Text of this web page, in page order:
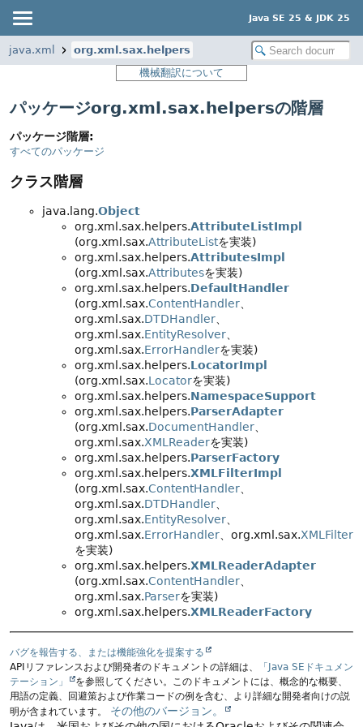
Java SE 25 & JDK 25
java.xml
org.xml.sax.helpers
機械翻訳について
パッケージorg.xml.sax.helpersの階層
パッケージ階層:
すべてのパッケージ
クラス階層
java.lang.Object
org.xml.sax.helpers.AttributeListImpl
(org.xml.sax.AttributeListを実装)
org.xml.sax.helpers.AttributesImpl
(org.xml.sax.Attributesを実装)
org.xml.sax.helpers.DefaultHandler
(org.xml.sax.ContentHandler
org.xml.sax.DTDHandler
org.xml.sax.EntityResolver
org.xml.sax.ErrorHandlerを実装)
org.xml.sax.helpers.LocatorImpl
(org.xml.sax.Locatorを実装)
org.xml.sax.helpers.NamespaceSupport
org.xml.sax.helpers.ParserAdapter
(org.xml.sax.DocumentHandler
org.xml.sax.XMLReaderを実装)
org.xml.sax.helpers.ParserFactory
org.xml.sax.helpers.XMLFilterImpl
(org.xml.sax.ContentHandler
org.xml.sax.DTDHandler
org.xml.sax.EntityResolver
org.xml.sax.ErrorHandler 、org.xml.sax.XMLFilter
を実装)
org.xml.sax.helpers.XMLReaderAdapter
(org.xml.sax.ContentHandler
org.xml.sax.Parserを実装)
org.xml.sax.helpers.XMLReaderFactory
バグを報告する、または機能強化を提案する
APIリファレンスおよび開発者のドキュメントの詳細は、
「Java SEドキュメン
テーション」
を参照してください。このドキュメントには、概念的な概要、
用語の定義、回避策および作業コードの例を含む、より詳細な開発者向けの説
明が含まれています。
その他のバージョン。